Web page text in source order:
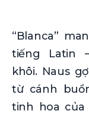
“Blanca”
tiếng Latin
khôi. Naus
từ cánh
tinh hoa của